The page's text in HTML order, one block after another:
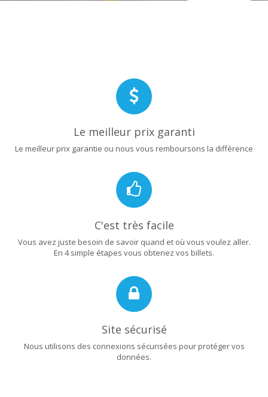
Le meilleur prix garanti
Le meilleur prix garantie ou nous vous remboursons la différence
C'est très facile
Vous avez juste besoin de savoir quand et où vous voulez aller.
En 4 simple étapes vous obtenez vos billets.
Site sécurisé
Nous utilisons des connexions sécurisées pour protéger vos
données.